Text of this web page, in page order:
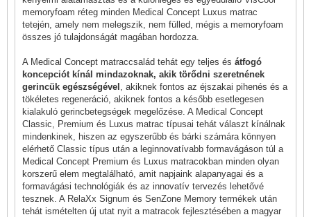
memoryfoam réteg minden Medical Concept Luxus matrac
tetején, amely nem melegszik, nem fülled, mégis a memoryfoam
összes jó tulajdonságát magában hordozza.
A Medical Concept matraccsalád tehát egy teljes és átfogó
koncepciót kínál mindazoknak, akik törődni szeretnének
gerincük egészségével
, akiknek fontos az éjszakai pihenés és a
tökéletes regeneráció, akiknek fontos a később esetlegesen
kialakuló gerincbetegségek megelőzése. A Medical Concept
Classic, Premium és Luxus matrac típusai tehát választ kínálnak
mindenkinek, hiszen az egyszerűbb és bárki számára könnyen
elérhető Classic típus után a leginnovatívabb formavágáson túl a
Medical Concept Premium és Luxus matracokban minden olyan
korszerű elem megtalálható, amit napjaink alapanyagai és a
formavágási technológiák és az innovatív tervezés lehetővé
tesznek. A RelaXx Signum és SenZone Memory termékek után
tehát ismételten új utat nyit a matracok fejlesztésében a magyar